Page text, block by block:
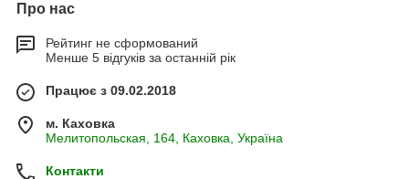
Про нас
Рейтинг не сформований
Менше 5 відгуків за останній рік
Працює з 09.02.2018
м. Каховка
Мелитопольская, 164, Каховка, Україна
Контакти